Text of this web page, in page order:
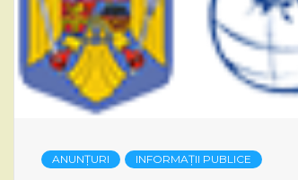
ANUNȚURI INFORMAȚII PUBLICE